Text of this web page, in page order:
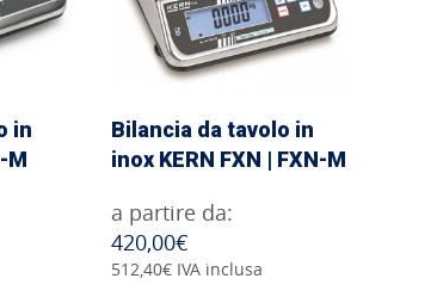
in
M
Bilancia da tavolo in
inox KERN FXN | FXN-M
a partire da:
420,00€
512,40€ IVA inclusa